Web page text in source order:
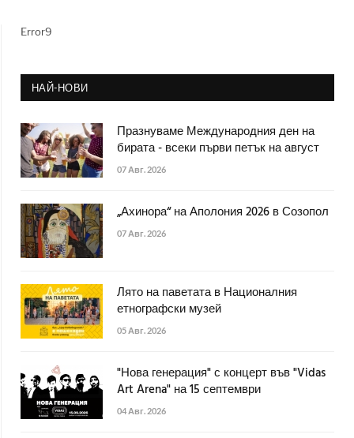
Error9
НАЙ-НОВИ
Празнуваме Международния ден на
бирата - всеки първи петък на август
07 Авг. 2026
„Ахинора“ на Аполония 2026 в Созопол
07 Авг. 2026
Лято на паветата в Националния
етнографски музей
05 Авг. 2026
"Нова генерация" с концерт във "Vidas
Art Arena" на 15 септември
04 Авг. 2026